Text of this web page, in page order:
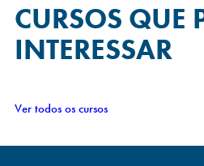
CURSOS QUE
INTERESSAR
Ver todos os cursos